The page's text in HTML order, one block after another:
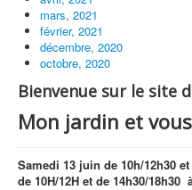
mars, 2021
février, 2021
décembre, 2020
octobre, 2020
Bienvenue sur le site
Mon jardin et
Samedi 13 juin de 10h/12h30
de 10H/12H et de 14h30/18h30